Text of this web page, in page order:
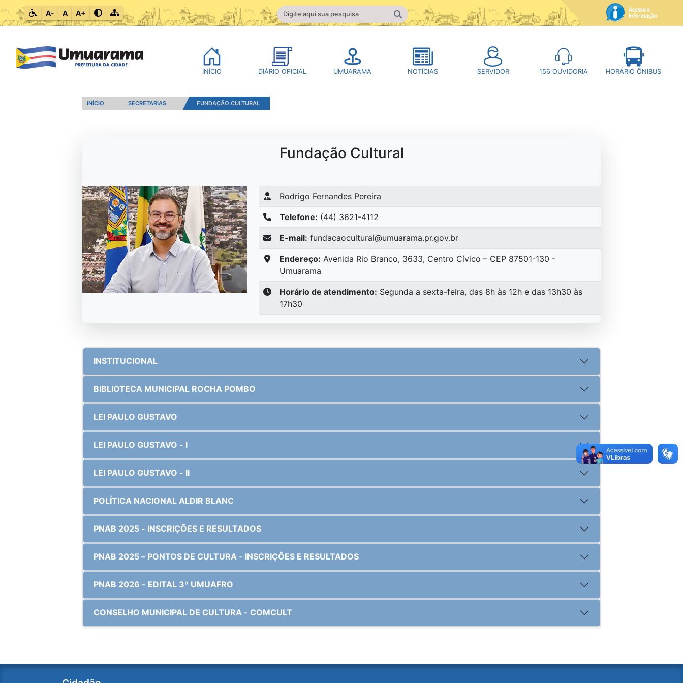
A- A A+
INÍCIO DIÁRIO OFICIAL UMUARAMA NOTÍCIAS SERVIDOR 156 OUVIDORIA HORÁRIO ÔNIBUS
INÍCIO SECRETARIAS FUNDAÇÃO CULTURAL
Fundação Cultural
Rodrigo Fernandes Pereira
Telefone: (44) 3621-4112
E-mail: fundacaocultural@umuarama.pr.gov.br
Endereço: Avenida Rio Branco, 3633, Centro Cívico – CEP 87501-130 -
Umuarama
Horário de atendimento: Segunda a sexta-feira, das 8h às 12h e das 13h30 às
17h30
INSTITUCIONAL
BIBLIOTECA MUNICIPAL ROCHA POMBO
LEI PAULO GUSTAVO
LEI PAULO GUSTAVO - I
LEI PAULO GUSTAVO - II
POLÍTICA NACIONAL ALDIR BLANC
PNAB 2025 - INSCRIÇÕES E RESULTADOS
PNAB 2025 – PONTOS DE CULTURA - INSCRIÇÕES E RESULTADOS
PNAB 2026 - EDITAL 3º UMUAFRO
CONSELHO MUNICIPAL DE CULTURA - COMCULT